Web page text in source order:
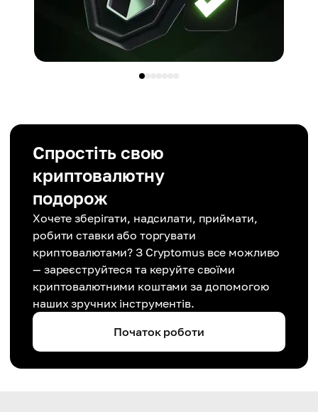
Спростіть свою
криптовалютну
подорож
Хочете зберігати, надсилати, приймати,
робити ставки або торгувати
криптовалютами? З Cryptomus все можливо
— зареєструйтеся та керуйте своїми
криптовалютними коштами за допомогою
наших зручних інструментів.
Початок роботи